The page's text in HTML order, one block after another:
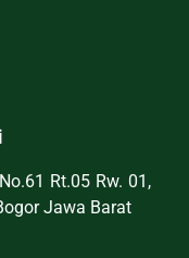
Rt.05 Rw. 01,
Jawa Barat